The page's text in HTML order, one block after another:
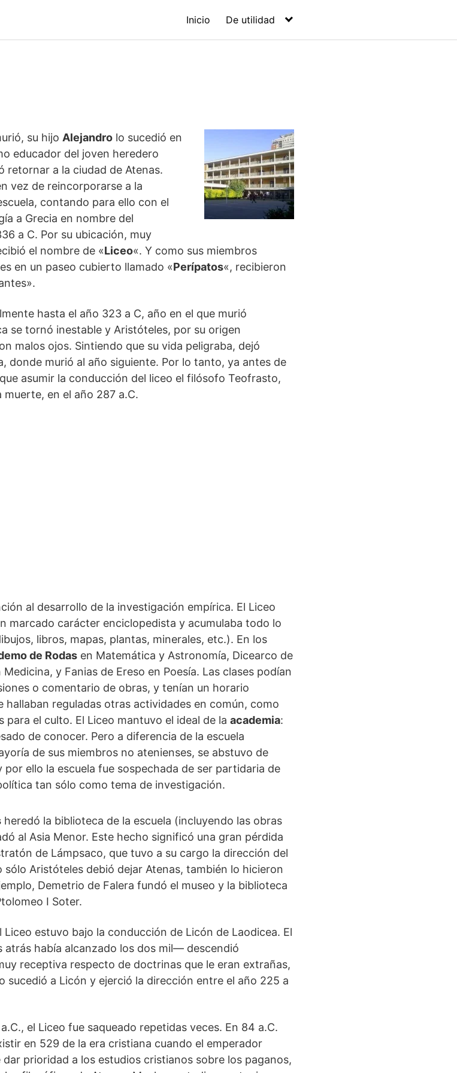
Inicio De utilidad
su hijo Alejandro lo sucedió en
educador del joven heredero
retornar a la ciudad de Atenas.
vez de reincorporarse a la
contando para ello con el
a Grecia en nombre del
a C. Por su ubicación, muy
el nombre de «Liceo«. Y como sus miembros
en un paseo cubierto llamado «Perípatos«, recibieron
hasta el año 323 a C, año en el que murió
se tornó inestable y Aristóteles, por su origen
malos ojos. Sintiendo que su vida peligraba, dejó
donde murió al año siguiente. Por lo tanto, ya antes de
asumir la conducción del liceo el filósofo Teofrasto,
en el año 287 a.C.
al desarrollo de la investigación empírica. El Liceo
marcado carácter enciclopedista y acumulaba todo lo
libros, mapas, plantas, minerales, etc.). En los
de Rodas en Matemática y Astronomía, Dicearco de
y Fanias de Ereso en Poesía. Las clases podían
o comentario de obras, y tenían un horario
hallaban reguladas otras actividades en común, como
para el culto. El Liceo mantuvo el ideal de la academia:
de conocer. Pero a diferencia de la escuela
de sus miembros no atenienses, se abstuvo de
ello la escuela fue sospechada de ser partidaria de
tan sólo como tema de investigación.
heredó la biblioteca de la escuela (incluyendo las obras
al Asia Menor. Este hecho significó una gran pérdida
de Lámpsaco, que tuvo a su cargo la dirección del
Aristóteles debió dejar Atenas, también lo hicieron
Demetrio de Falera fundó el museo y la biblioteca
I Soter.
estuvo bajo la conducción de Licón de Laodicea. El
había alcanzado los dos mil― descendió
receptiva respecto de doctrinas que le eran extrañas,
sucedió a Licón y ejerció la dirección entre el año 225 a
el Liceo fue saqueado repetidas veces. En 84 a.C.
en 529 de la era cristiana cuando el emperador
dar prioridad a los estudios cristianos sobre los paganos,